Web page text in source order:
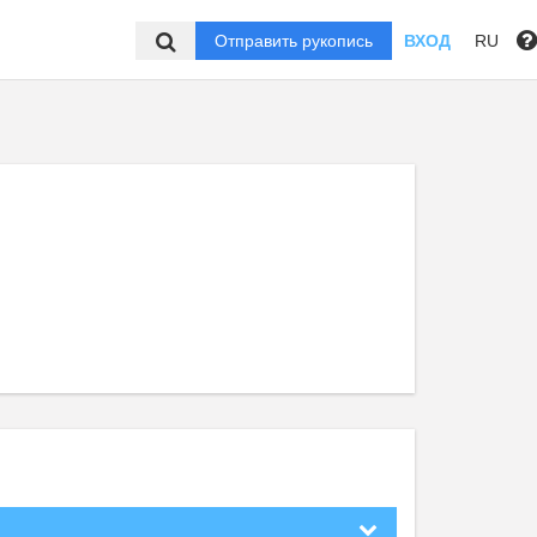
Отправить рукопись ВХОД RU